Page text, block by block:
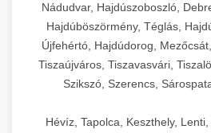
Nádudvar, Hajdúszoboszló,
Hajdúböszörmény, Téglás,
Újfehértó, Hajdúdorog,
Tiszaújváros, Tiszavasvári,
Szikszó, Szerencs,
Hévíz, Tapolca, Keszthely,